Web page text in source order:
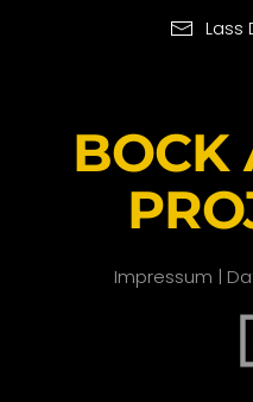
Lass
BOCK
Impressum |